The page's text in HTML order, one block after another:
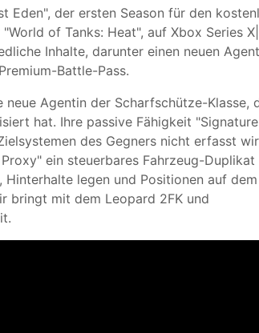
Eden", der ersten Season für den
of Tanks: Heat", auf Xbox Series
Inhalte, darunter einen neuen
Battle-Pass.
Agentin der Scharfschütze-Klasse,
hat. Ihre passive Fähigkeit "Signature
des Gegners nicht erfasst
ein steuerbares Fahrzeug-Duplikat
legen und Positionen auf dem
bringt mit dem Leopard 2FK und